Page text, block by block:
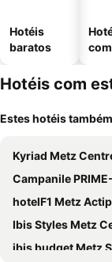
Hotéis
baratos
com
Hotéis com
Estes hotéis
Kyriad Metz
Campanile PRIME-Metz
hotelF1 Metz
Ibis Styles Metz
ibis budget Metz